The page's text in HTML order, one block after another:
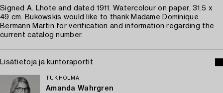
Signed A. Lhote and dated 1911. Watercolour on paper, 31.5 x
49 cm. Bukowskis would like to thank Madame Dominique
Bermann Martin for verification and information regarding the
current catalog number.
Lisätietoja ja kuntoraportit
TUKHOLMA
Amanda Wahrgren